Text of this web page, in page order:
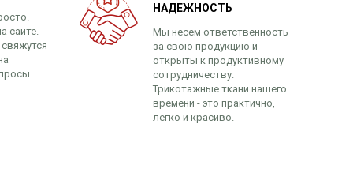
сайте.
НАДЕЖНОСТЬ
Мы несем ответственность
за свою продукцию и
открыты к продуктивному
сотрудничеству.
Трикотажные ткани нашего
времени - это практично,
легко и красиво.